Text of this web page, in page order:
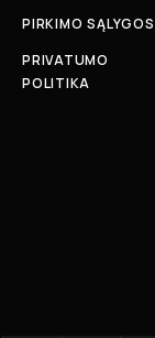
PIRKIMO SĄLYGOS
PRIVATUMO
POLITIKA